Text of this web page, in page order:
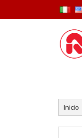
Inicio